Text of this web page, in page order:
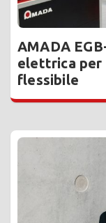
AMADA
elettrica per
flessibile